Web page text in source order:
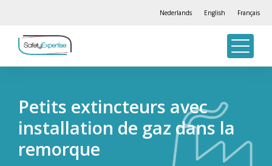
Nederlands English Français
Petits extincteurs avec
installation de gaz dans la
remorque